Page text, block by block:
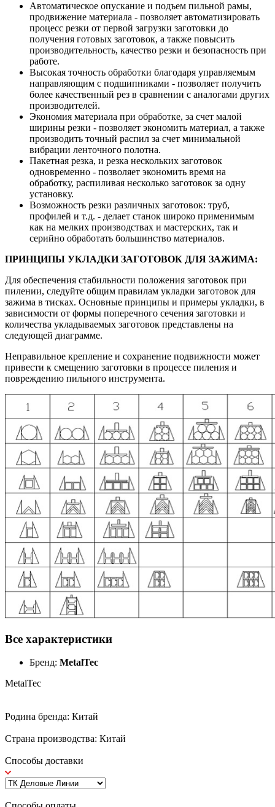
Автоматическое опускание и подъем пильной рамы,
продвижение материала - позволяет автоматизировать
процесс резки от первой загрузки заготовки до
получения готовых заготовок, а также повысить
производительность, качество резки и безопасность при
работе.
Высокая точность обработки благодаря управляемым
направляющим с подшипниками - позволяет получить
более качественный рез в сравнении с аналогами других
производителей.
Экономия материала при обработке, за счет малой
ширины резки - позволяет экономить материал, а также
производить точный распил за счет минимальной
вибрации ленточного полотна.
Пакетная резка, и резка нескольких заготовок
одновременно - позволяет экономить время на
обработку, распиливая несколько заготовок за одну
установку.
Возможность резки различных заготовок: труб,
профилей и т.д. - делает станок широко применимым
как на мелких производствах и мастерских, так и
серийно обработать большинство материалов.
ПРИНЦИПЫ УКЛАДКИ ЗАГОТОВОК ДЛЯ ЗАЖИМА:
Для обеспечения стабильности положения заготовок при
пилении, следуйте общим правилам укладки заготовок для
зажима в тисках. Основные принципы и примеры укладки, в
зависимости от формы поперечного сечения заготовки и
количества укладываемых заготовок представлены на
следующей диаграмме.
Неправильное крепление и сохранение подвижности может
привести к смещению заготовки в процессе пиления и
повреждению пильного инструмента.
Все характеристики
Бренд: MetalTec
MetalTec
Родина бренда: Китай
Страна производства: Китай
Способы доставки